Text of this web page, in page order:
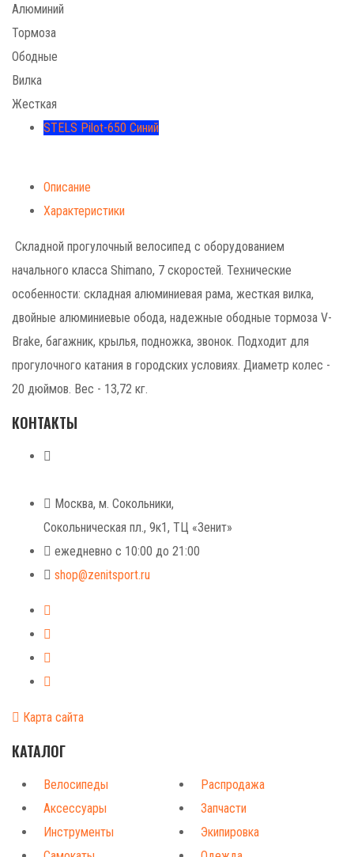
Алюминий
Тормоза
Ободные
Вилка
Жесткая
STELS Pilot-650 Синий
Описание
Характеристики
Складной прогулочный велосипед с оборудованием
начального класса Shimano, 7 скоростей. Технические
особенности: складная алюминиевая рама, жесткая вилка,
двойные алюминиевые обода, надежные ободные тормоза V-
Brake, багажник, крылья, подножка, звонок. Подходит для
прогулочного катания в городских условиях. Диаметр колес -
20 дюймов. Вес - 13,72 кг.
КОНТАКТЫ
Москва, м. Сокольники,
Сокольническая пл., 9к1, ТЦ «Зенит»
ежедневно с 10:00 до 21:00
shop@zenitsport.ru
Карта сайта
КАТАЛОГ
Велосипеды
Распродажа
Аксессуары
Запчасти
Инструменты
Экипировка